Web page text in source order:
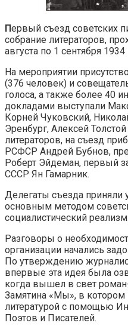
Первый съезд советских
собрание литераторов,
августа по 1 сентября 1934
На мероприятии
(376 человек) и
голоса, а также более 40
докладами выступали
Корней Чуковский,
Эренбург, Алексей
литераторов, на съезд
РСФСР Андрей Бубнов,
Роберт Эйдеман, первый
СССР Ян Гамарник.
Делегаты съезда приняли
основным методом
социалистический реализм.
Разговоры о
организации начались
По утверждению
впервые эта идея была
когда вышел в свет
Замятина «Мы», в котором
литературой с помощью
Поэтов и Писателей.